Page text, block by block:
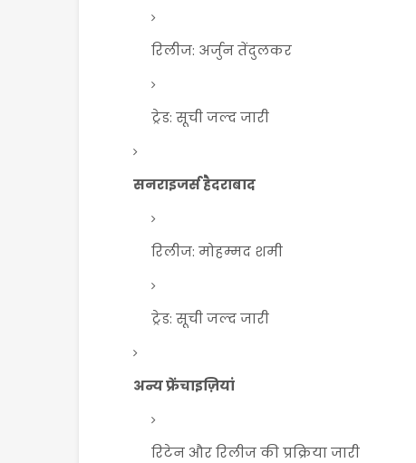
रिलीज: अर्जुन तेंदुलकर
ट्रेड: सूची जल्द जारी
सनराइजर्स हैदराबाद
रिलीज: मोहम्मद शमी
ट्रेड: सूची जल्द जारी
अन्य फ्रेंचाइज़ियां
रिटेन और रिलीज की प्रक्रिया जारी